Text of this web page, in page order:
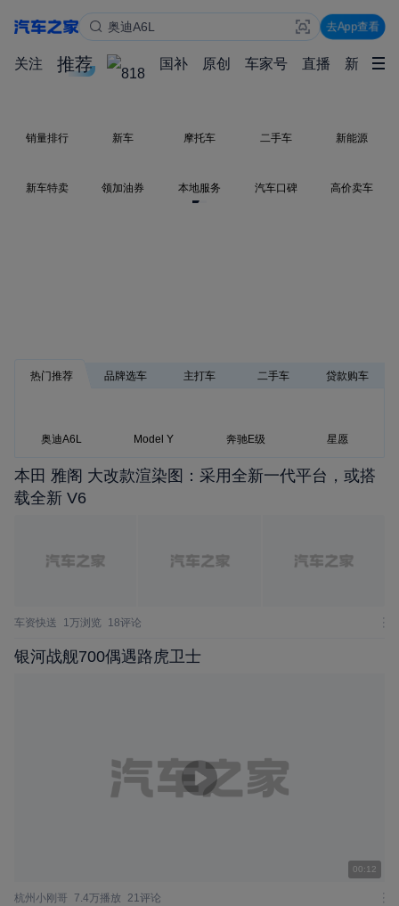
Model Y
华境S
去App查看
关注 推荐 国补 原创 车家号 直播 新能源
销量排行 新车 摩托车 二手车 新能源
新车特卖 领加油券 本地服务 汽车口碑 高价卖车
热门推荐 品牌选车 主打车 二手车 贷款购车
奥迪A6L Model Y 奔驰E级 星愿
本田 雅阁 大改款渲染图：采用全新一代平台，或搭
载全新 V6
车资快送 1万浏览 18评论
银河战舰700偶遇路虎卫士
00:12
杭州小刚哥 7.4万播放 21评论